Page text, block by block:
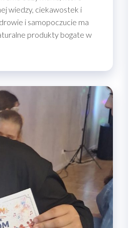
wiedzy, ciekawostek i
i samopoczucie ma
produkty bogate w